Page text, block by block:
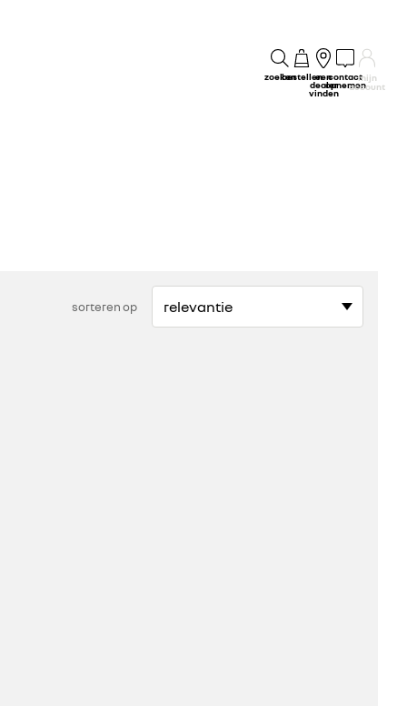
zoekenbestelleneen
dealer
vinden
contact
opnemen
mijn
account
sorteren op